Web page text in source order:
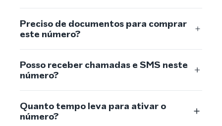
Preciso de documentos para comprar
este número?
Posso receber chamadas e SMS neste
número?
Quanto tempo leva para ativar o
número?